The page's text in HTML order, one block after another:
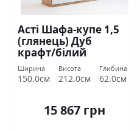
Асті Шафа-купе 1,5
(глянець) Дуб
крафт/білий
глянець Міромарк
Ширина
150.0см
Висота
212.0см
Глибина
62.0см
15 867 грн